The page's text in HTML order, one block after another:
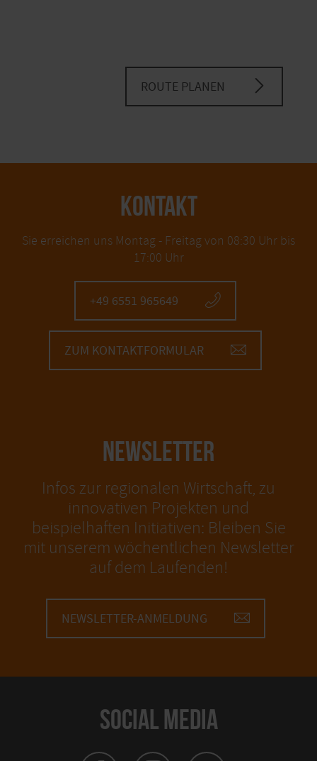
ROUTE PLANEN
KONTAKT
Sie erreichen uns Montag - Freitag von 08:30 Uhr bis
17:00 Uhr
+49 6551 965649
ZUM KONTAKTFORMULAR
NEWSLETTER
Infos zur regionalen Wirtschaft, zu
innovativen Projekten und
beispielhaften Initiativen: Bleiben Sie
mit unserem wöchentlichen Newsletter
auf dem Laufenden!
NEWSLETTER-ANMELDUNG
SOCIAL MEDIA